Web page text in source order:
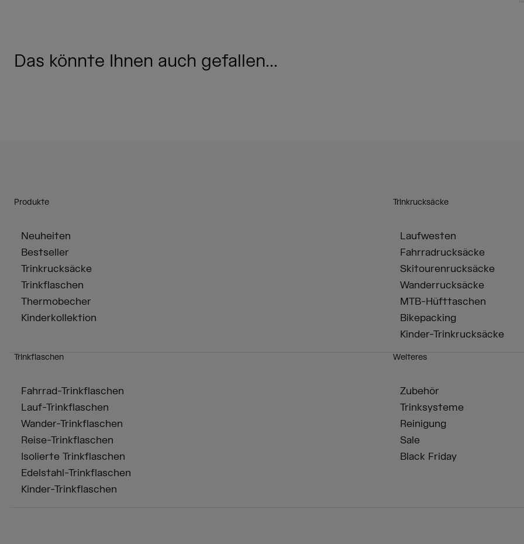
Das könnte Ihnen auch gefallen...
Produkte
Neuheiten
Bestseller
Trinkrucksäcke
Trinkflaschen
Thermobecher
Kinderkollektion
Trinkrucksäcke
Laufwesten
Fahrradrucksäcke
Skitourenrucksäcke
Wanderrucksäcke
MTB-Hüfttaschen
Bikepacking
Kinder-Trinkrucksäcke
Trinkflaschen
Fahrrad-Trinkflaschen
Lauf-Trinkflaschen
Wander-Trinkflaschen
Reise-Trinkflaschen
Isolierte Trinkflaschen
Edelstahl-Trinkflaschen
Kinder-Trinkflaschen
Weiteres
Zubehör
Trinksysteme
Reinigung
Sale
Black Friday